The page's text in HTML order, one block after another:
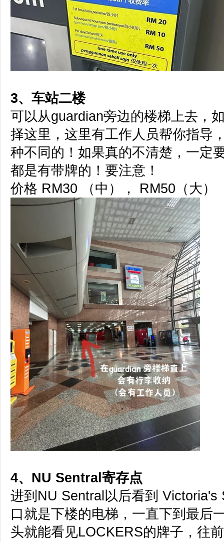
3、车站二楼
可以从guardian旁边的楼梯上去，
择这里 ，这里有工作人员帮你指导
种不同的！如果真的不清楚，一定
都是有带牌的！要注意！
价格 RM30 （中）， RM50（大）
4、 NU Sentral寄存点
进到NU Sentral以后看到 Victoria's
口就是下楼的电梯，一直下到最后
头就能看见LOCKERS的牌子，往